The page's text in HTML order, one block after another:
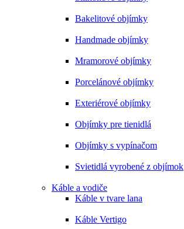
Bakelitové objímky
Handmade objímky
Mramorové objímky
Porcelánové objímky
Exteriérové objímky
Objímky pre tienidlá
Objímky s vypínačom
Svietidlá vyrobené z objímok
Káble a vodiče
Káble v tvare lana
Káble Vertigo